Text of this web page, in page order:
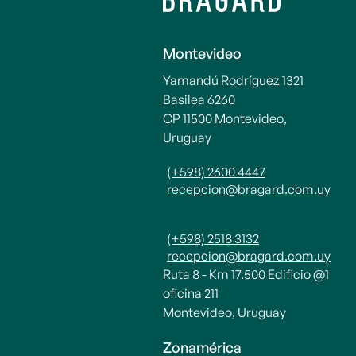
Montevideo
Yamandú Rodríguez 1321
Basilea 6260
CP 11500 Montevideo,
Uruguay
(+598) 2600 4447
recepcion@bragard.com.uy
(+598) 2518 3132
recepcion@bragard.com.uy
Ruta 8 - Km 17.500 Edificio @1
oficina 211
Montevideo, Uruguay
Zonamérica